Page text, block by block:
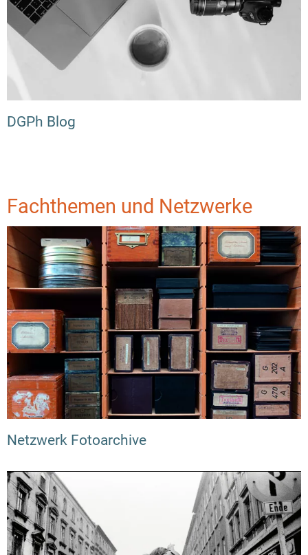
DGPh Blog
Fachthemen und Netzwerke
Netzwerk Fotoarchive